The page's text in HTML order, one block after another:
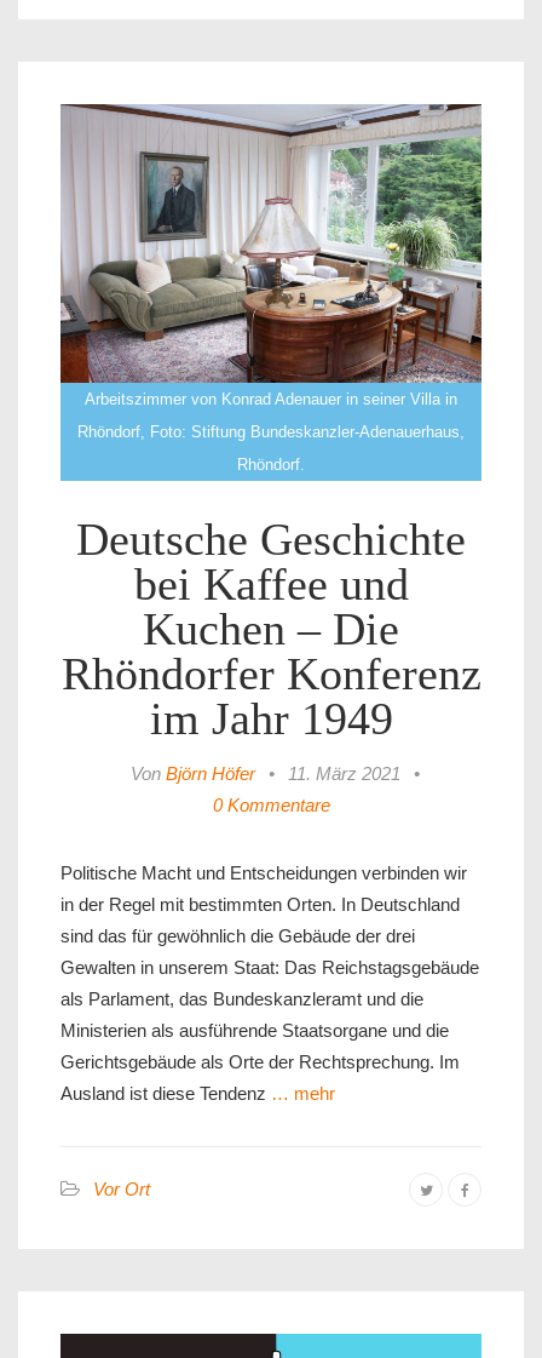
Arbeitszimmer von Konrad Adenauer in seiner Villa in
Rhöndorf, Foto: Stiftung Bundeskanzler-Adenauerhaus,
Rhöndorf.
Deutsche Geschichte
bei Kaffee und
Kuchen – Die
Rhöndorfer Konferenz
im Jahr 1949
Von Björn Höfer • 11. März 2021
•
0 Kommentare
Politische Macht und Entscheidungen verbinden wir
in der Regel mit bestimmten Orten. In Deutschland
sind das für gewöhnlich die Gebäude der drei
Gewalten in unserem Staat: Das Reichstagsgebäude
als Parlament, das Bundeskanzleramt und die
Ministerien als ausführende Staatsorgane und die
Gerichtsgebäude als Orte der Rechtsprechung. Im
Ausland ist diese Tendenz … mehr
Vor Ort